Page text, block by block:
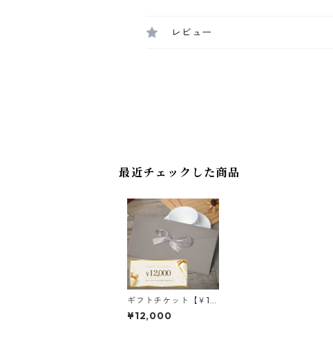
レビュー
最近チェックした商品
ギフトチケット【￥12,
000】送料込
¥12,000